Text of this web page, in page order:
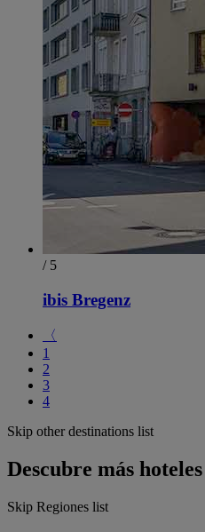
/ 5
ibis Bregenz
〈
1
2
3
4
Skip other destinations list
Descubre más hoteles
Skip Regiones list